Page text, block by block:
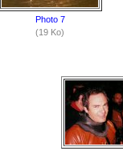
Photo 7
(19 Ko)